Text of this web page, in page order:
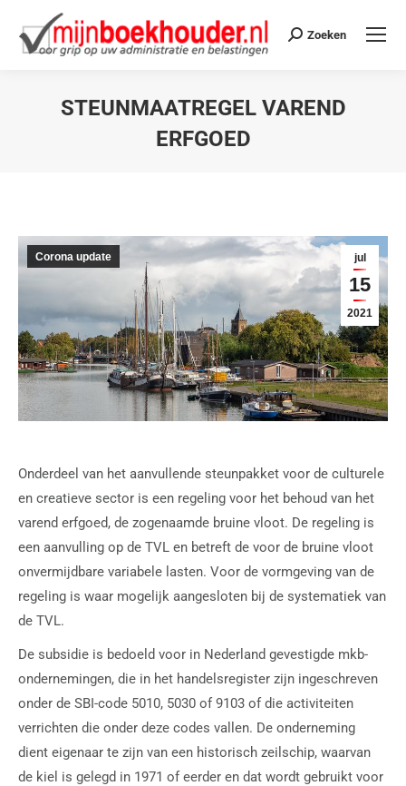
Zoeken
STEUNMAATREGEL VAREND
ERFGOED
jul
15
2021
Corona update
Onderdeel van het aanvullende steunpakket voor de culturele
en creatieve sector is een regeling voor het behoud van het
varend erfgoed, de zogenaamde bruine vloot. De regeling is
een aanvulling op de TVL en betreft de voor de bruine vloot
onvermijdbare variabele lasten. Voor de vormgeving van de
regeling is waar mogelijk aangesloten bij de systematiek van
de TVL.
De subsidie is bedoeld voor in Nederland gevestigde mkb-
ondernemingen, die in het handelsregister zijn ingeschreven
onder de SBI-code 5010, 5030 of 9103 of die activiteiten
verrichten die onder deze codes vallen. De onderneming
dient eigenaar te zijn van een historisch zeilschip, waarvan
de kiel is gelegd in 1971 of eerder en dat wordt gebruikt voor